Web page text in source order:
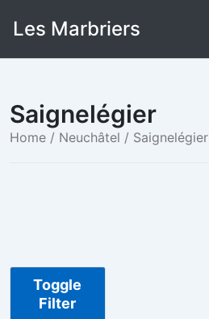
Les Marbriers
Saignelégier
Home / Neuchâtel / Saignelégier
Toggle
Filter